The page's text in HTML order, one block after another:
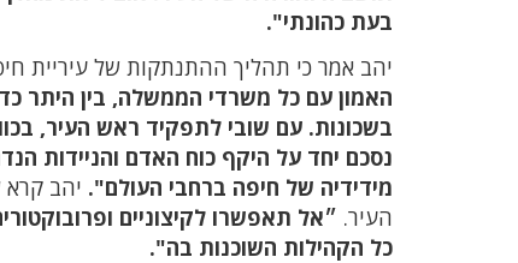
בעת כהונתי".
יהב אמר כי תהליך ההתנתקות של עיריית
האמון עם כל משרדי הממשלה, בין היתר
בשכונות. עם שובי לתפקיד ראש העיר,
נסכם יחד על היקף כוח האדם והניידות
מידידיה של חיפה ברחבי העולם". יהב קרא
העיר. ״אל תאפשרו לקיצוניים
כל הקהילות השוכנות בה".